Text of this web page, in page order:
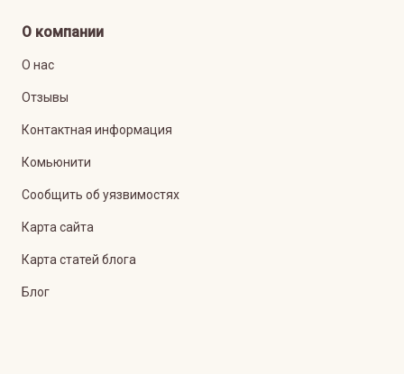
О компании
О нас
Отзывы
Контактная информация
Комьюнити
Сообщить об уязвимостях
Карта сайта
Карта статей блога
Блог